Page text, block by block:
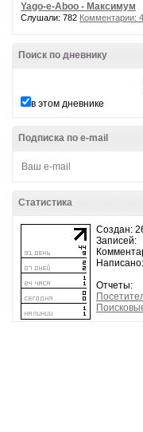
Yago-e-Aboo - Максимум
Слушали: 782 Комментарии: 4
Поиск по дневнику
в этом дневнике
Подписка по e-mail
Статистика
Создан:
Записей:
Отчеты: